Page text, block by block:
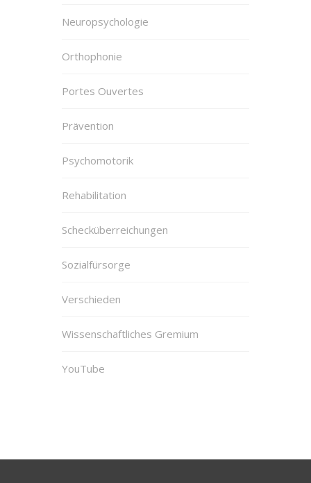
Neuropsychologie
Orthophonie
Portes Ouvertes
Prävention
Psychomotorik
Rehabilitation
Schecküberreichungen
Sozialfürsorge
Verschieden
Wissenschaftliches Gremium
YouTube